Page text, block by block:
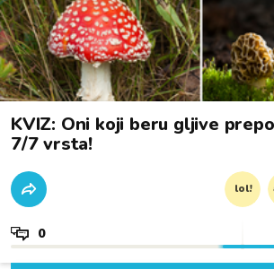
KVIZ: Oni koji beru gljive
7/7 vrsta!
lol!
0